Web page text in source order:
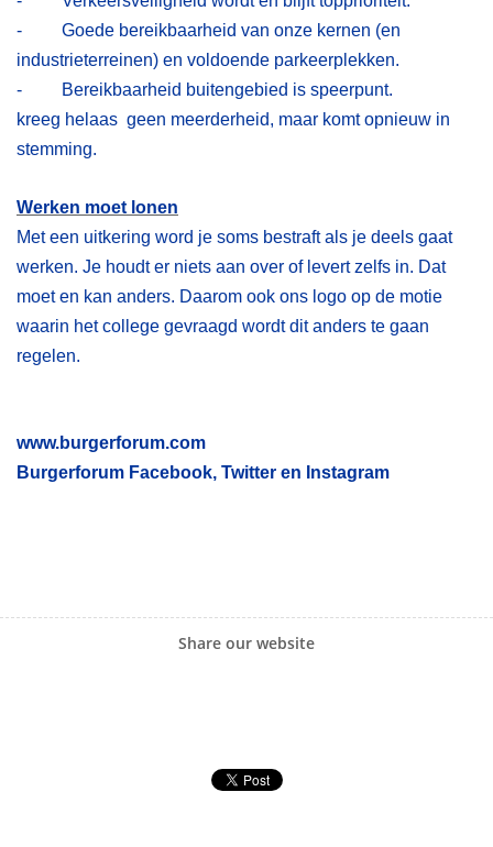
- Goede bereikbaarheid van onze kernen (en
industrieterreinen) en voldoende parkeerplekken.
- Bereikbaarheid buitengebied is speerpunt.
kreeg helaas geen meerderheid, maar komt opnieuw in
stemming.
Werken moet lonen
Met een uitkering word je soms bestraft als je deels gaat
werken. Je houdt er niets aan over of levert zelfs in. Dat
moet en kan anders. Daarom ook ons logo op de motie
waarin het college gevraagd wordt dit anders te gaan
regelen.
www.burgerforum.com
Burgerforum Facebook, Twitter en Instagram
Share our website